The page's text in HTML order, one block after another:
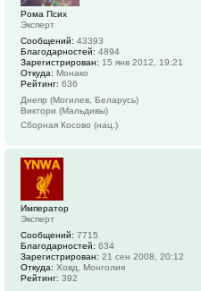
Рома Псих
Эксперт
Сообщений: 43393
Благодарностей: 4894
Зарегистрирован: 15 янв 2012, 19:21
Откуда: Монако
Рейтинг: 636
Днепр (Могилев, Беларусь)
Виктори (Мальдивы)
Сборная Косово (нац.)
Император
Эксперт
Сообщений: 7715
Благодарностей: 634
Зарегистрирован: 21 сен 2008, 20:12
Откуда: Ховд, Монголия
Рейтинг: 392